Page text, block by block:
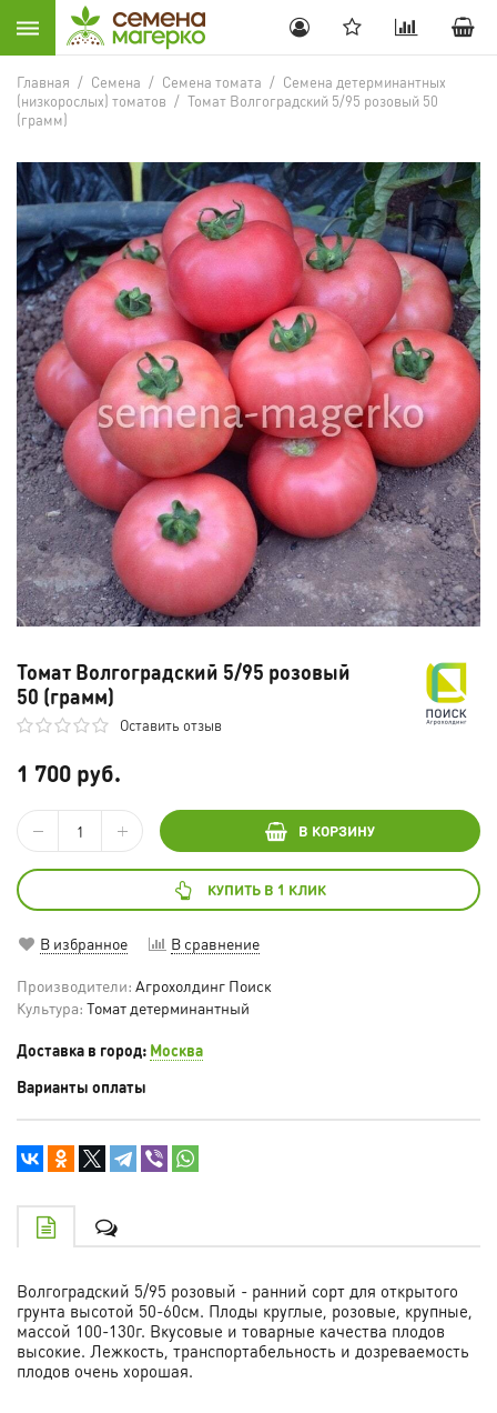
Главная / Семена / Семена томата / Семена детерминантных
(низкорослых) томатов / Томат Волгоградский 5/95 розовый 50
(грамм)
Томат Волгоградский 5/95 розовый
50 (грамм)
Оставить отзыв
1 700 руб.
В КОРЗИНУ
КУПИТЬ В 1 КЛИК
В избранное В сравнение
Производители: Агрохолдинг Поиск
Культура: Томат детерминантный
Доставка в город: Москва
Варианты оплаты
Волгоградский 5/95 розовый - ранний сорт для открытого
грунта высотой 50-60см. Плоды круглые, розовые, крупные,
массой 100-130г. Вкусовые и товарные качества плодов
высокие. Лежкость, транспортабельность и дозреваемость
плодов очень хорошая.